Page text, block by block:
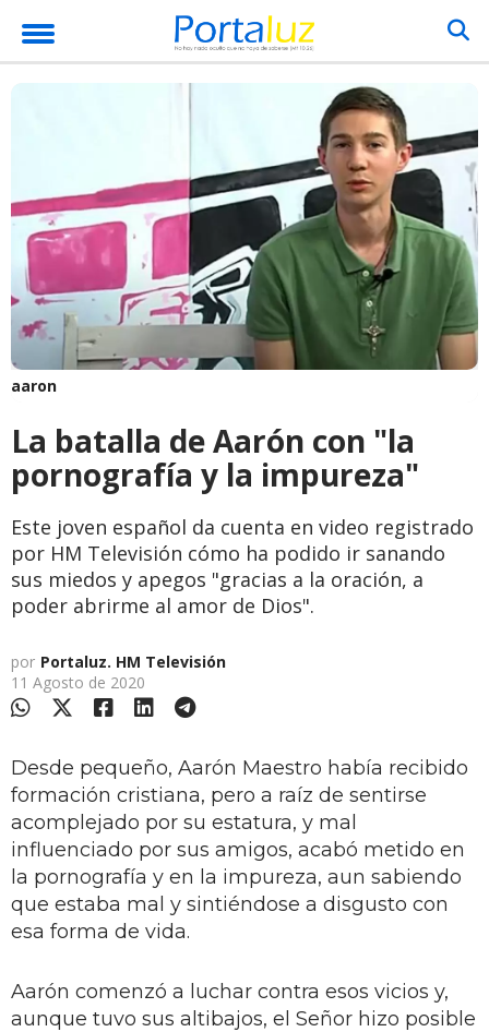
aaron
La batalla de Aarón con "la
pornografía y la impureza"
Este joven español da cuenta en video registrado
por HM Televisión cómo ha podido ir sanando
sus miedos y apegos "gracias a la oración, a
poder abrirme al amor de Dios".
por Portaluz. HM Televisión
11 Agosto de 2020
Desde pequeño, Aarón Maestro había recibido
formación cristiana, pero a raíz de sentirse
acomplejado por su estatura, y mal
influenciado por sus amigos, acabó metido en
la pornografía y en la impureza, aun sabiendo
que estaba mal y sintiéndose a disgusto con
esa forma de vida.
Aarón comenzó a luchar contra esos vicios y,
aunque tuvo sus altibajos, el Señor hizo posible